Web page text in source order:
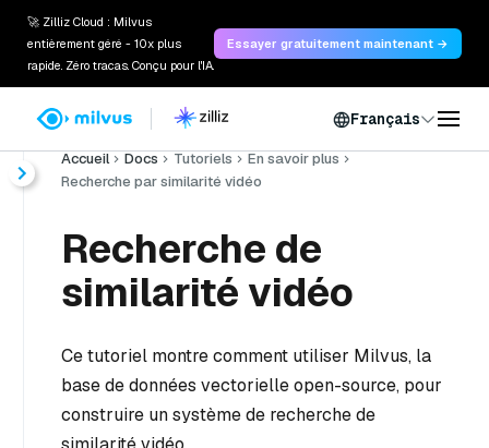
🚀 Zilliz Cloud : Milvus
entièrement géré - 10x plus
rapide. Zéro tracas. Conçu pour l'IA.
Essayer gratuitement maintenant →
Français
Accueil Docs Tutoriels
En savoir plus
Recherche par similarité vidéo
Recherche de
similarité vidéo
Ce tutoriel montre comment utiliser Milvus, la
base de données vectorielle open-source, pour
construire un système de recherche de